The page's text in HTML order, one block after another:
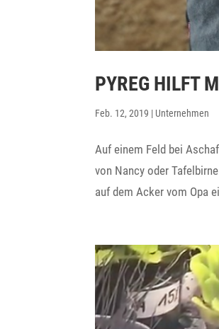
PYREG HILFT
Feb. 12, 2019 | Unternehmen
Auf einem Feld bei
von Nancy oder
auf dem Acker vom Opa